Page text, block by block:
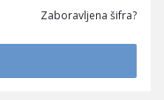
Zaboravljena šifra?